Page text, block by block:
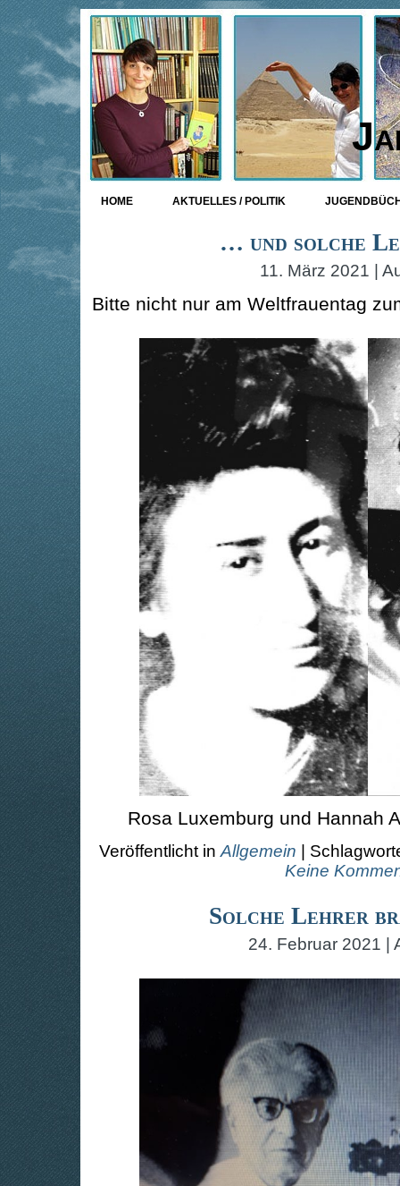
HOME AKTUELLES / POLITIK
… und solche
11. März 2021 |
Bitte nicht nur am Weltfrauentag
Rosa Luxemburg und Hannah
Veröffentlicht in Allgemein |
Keine
Solche Lehrer
24. Februar 2021 |